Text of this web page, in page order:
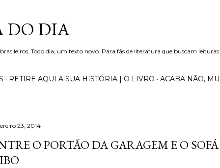
DO DIA
Todo dia, um texto novo. Para fãs de literatura que buscam
RETIRE AQUI A SUA HISTÓRIA | O LIVRO ACABA NÃO,
23, 2014
O PORTÃO DA GARAGEM E O